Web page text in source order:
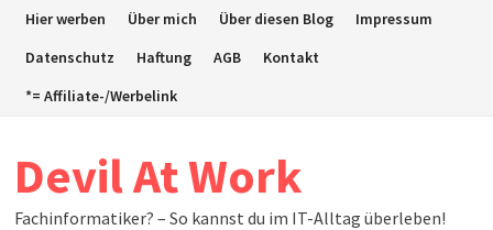
ZumHier werben Über mich Über diesen Blog
Impressum
Datenschutz
Haftung AGB
Kontakt
*= Affiliate-/Werbelink
Devil At Work
Fachinformatiker? – So kannst du im IT-Alltag überleben!